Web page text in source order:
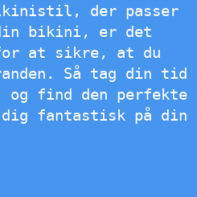
der passer
bikini, er det
at sikre, at du
Så tag din tid
find den perfekte
fantastisk på din